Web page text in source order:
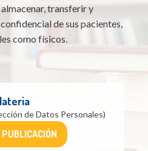
transferir y
de sus pacientes,
como físicos.
de Datos Personales)